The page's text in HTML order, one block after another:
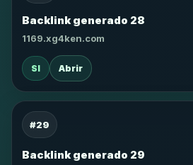
Backlink generado 28
1169.xg4ken.com
SI Abrir
#29
Backlink generado 29